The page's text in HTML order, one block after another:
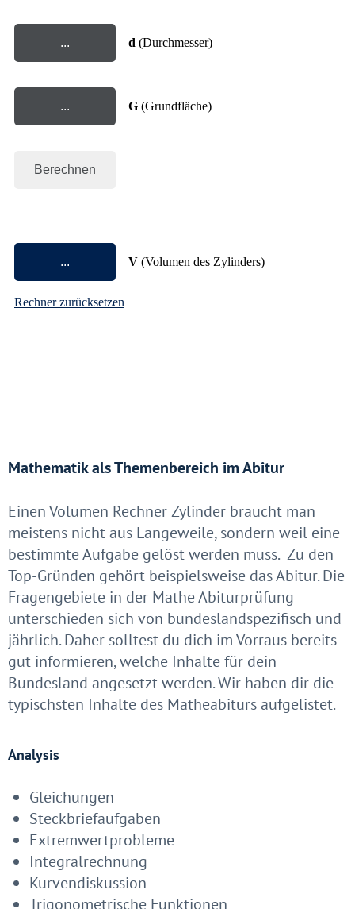
Mathematik als Themenbereich im Abitur
Einen Volumen Rechner Zylinder braucht man
meistens nicht aus Langeweile, sondern weil eine
bestimmte Aufgabe gelöst werden muss. Zu den
Top-Gründen gehört beispielsweise das Abitur. Die
Fragengebiete in der Mathe Abiturprüfung
unterschieden sich von bundeslandspezifisch und
jährlich. Daher solltest du dich im Vorraus bereits
gut informieren, welche Inhalte für dein
Bundesland angesetzt werden. Wir haben dir die
typischsten Inhalte des Matheabiturs aufgelistet.
Analysis
Gleichungen
Steckbriefaufgaben
Extremwertprobleme
Integralrechnung
Kurvendiskussion
Trigonometrische Funktionen